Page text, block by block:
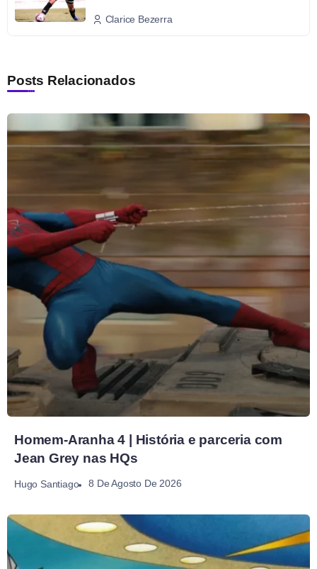
Clarice Bezerra
Posts Relacionados
Homem-Aranha 4 | História e parceria com
Jean Grey nas HQs
Hugo Santiago 8 De Agosto De 2026